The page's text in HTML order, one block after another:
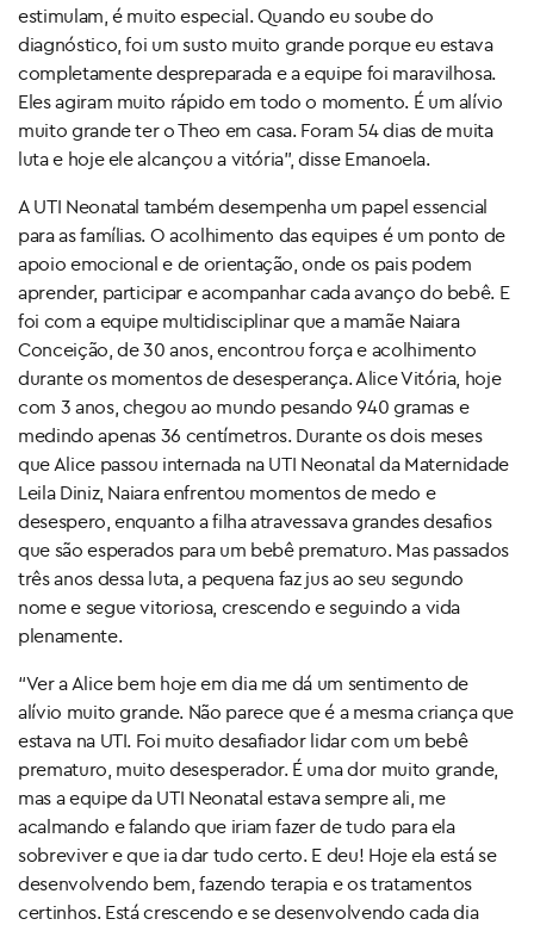
estimulam, é muito especial. Quando eu soube do
diagnóstico, foi um susto muito grande porque eu estava
completamente despreparada e a equipe foi maravilhosa.
Eles agiram muito rápido em todo o momento. É um alívio
muito grande ter o Theo em casa. Foram 54 dias de muita
luta e hoje ele alcançou a vitória”, disse Emanoela.
A UTI Neonatal também desempenha um papel essencial
para as famílias. O acolhimento das equipes é um ponto de
apoio emocional e de orientação, onde os pais podem
aprender, participar e acompanhar cada avanço do bebê. E
foi com a equipe multidisciplinar que a mamãe Naiara
Conceição, de 30 anos, encontrou força e acolhimento
durante os momentos de desesperança. Alice Vitória, hoje
com 3 anos, chegou ao mundo pesando 940 gramas e
medindo apenas 36 centímetros. Durante os dois meses
que Alice passou internada na UTI Neonatal da Maternidade
Leila Diniz, Naiara enfrentou momentos de medo e
desespero, enquanto a filha atravessava grandes desafios
que são esperados para um bebê prematuro. Mas passados
três anos dessa luta, a pequena faz jus ao seu segundo
nome e segue vitoriosa, crescendo e seguindo a vida
plenamente.
“Ver a Alice bem hoje em dia me dá um sentimento de
alívio muito grande. Não parece que é a mesma criança que
estava na UTI. Foi muito desafiador lidar com um bebê
prematuro, muito desesperador. É uma dor muito grande,
mas a equipe da UTI Neonatal estava sempre ali, me
acalmando e falando que iriam fazer de tudo para ela
sobreviver e que ia dar tudo certo. E deu! Hoje ela está se
desenvolvendo bem, fazendo terapia e os tratamentos
certinhos. Está crescendo e se desenvolvendo cada dia